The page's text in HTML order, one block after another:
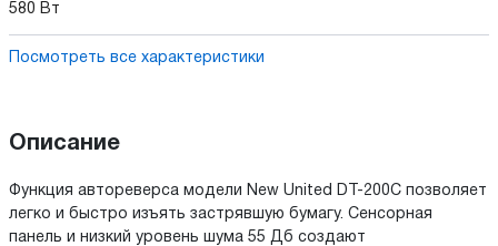
580 Вт
Посмотреть все характеристики
Описание
Функция автореверса модели New United DT-200C позволяет
легко и быстро изъять застрявшую бумагу. Сенсорная
панель и низкий уровень шума 55 Дб создают